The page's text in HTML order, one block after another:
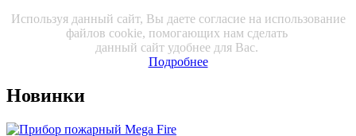
Используя данный сайт, Вы даете согласие на использование
файлов cookie, помогающих нам сделать
данный сайт удобнее для Вас.
Подробнее
Новинки